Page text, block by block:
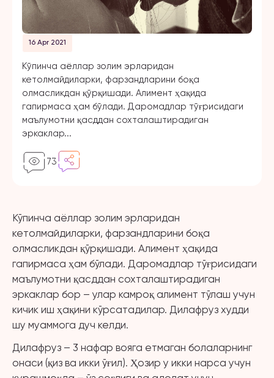
16 Apr 2021
Кўпинча аёллар золим эрларидан
кетолмайдиларки, фарзандларини боқа
олмасликдан қўрқишади. Алимент ҳақида
гапирмаса ҳам бўлади. Даромадлар тўғрисидаги
маълумотни қасддан сохталаштирадиган
эркаклар...
73
Кўпинча аёллар золим эрларидан
кетолмайдиларки, фарзандларини боқа
олмасликдан қўрқишади. Алимент ҳақида
гапирмаса ҳам бўлади. Даромадлар тўғрисидаги
маълумотни қасддан сохталаштирадиган
эркаклар бор – улар камроқ алимент тўлаш учун
кичик иш ҳақини кўрсатадилар. Дилафруз худди
шу муаммога дуч келди.
Дилафруз – 3 нафар вояга етмаган болаларнинг
онаси (қиз ва икки ўғил). Ҳозир у икки нарса учун